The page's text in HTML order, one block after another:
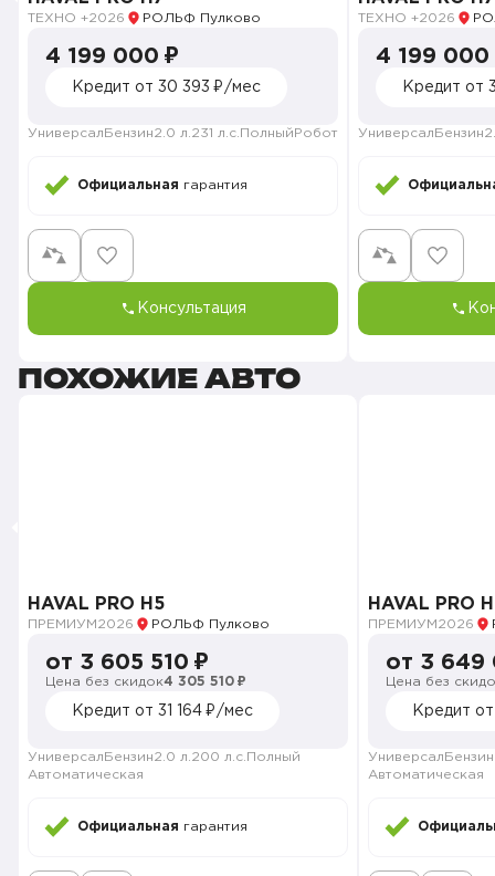
автомобили
- Возможность индивидуального заказа автомобиля
ТЕХНО +2026 РОЛЬФ Пулково
4 199 000 ₽
Кредит от 30 393 ₽/мес
Универсал Бензин2.0 л. 231 л.с. Полный Робот
Официальная гарантия
Консультация
ТЕХНО +2026
4 199 000
Кредит от
Универсал Бензин
ПОХОЖИЕ АВТО
HAVAL PRO H5
ПРЕМИУМ 2026 РОЛЬФ Пулково
от 3 605 510 ₽
Цена без скидок4 305 510 ₽
Кредит от 31 164 ₽/мес
Универсал Бензин2.0 л. 200 л.с. Полный
Автоматическая
Официальная гарантия
HAVAL PRO
ПРЕМИУМ 2026
от 3 649
Цена без
Кредит
Универсал Бензин
Автоматическая